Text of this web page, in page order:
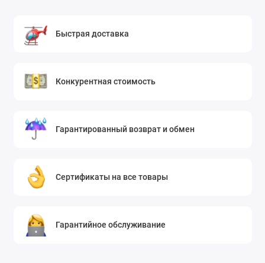
Быстрая доставка
Конкурентная стоимость
Гарантированный возврат и обмен
Сертификаты на все товары
Гарантийное обслуживание